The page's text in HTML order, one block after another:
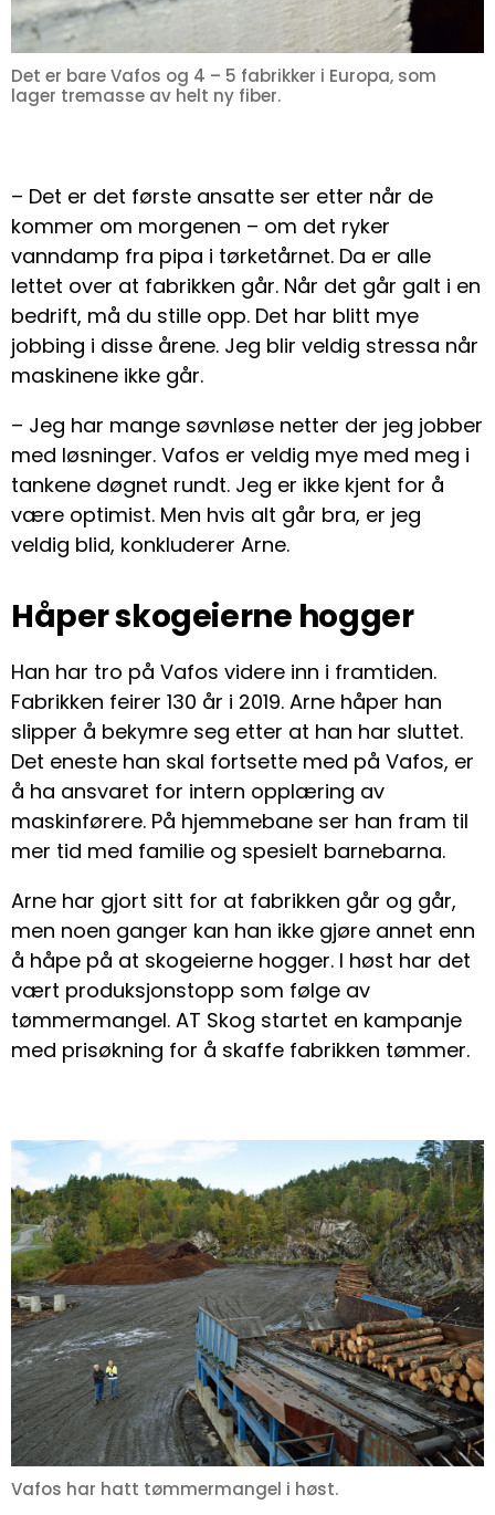
Det er bare Vafos og 4 – 5 fabrikker i Europa, som
lager tremasse av helt ny fiber.
– Det er det første ansatte ser etter når de
kommer om morgenen – om det ryker
vanndamp fra pipa i tørketårnet. Da er alle
lettet over at fabrikken går. Når det går galt i en
bedrift, må du stille opp. Det har blitt mye
jobbing i disse årene. Jeg blir veldig stressa når
maskinene ikke går.
– Jeg har mange søvnløse netter der jeg jobber
med løsninger. Vafos er veldig mye med meg i
tankene døgnet rundt. Jeg er ikke kjent for å
være optimist. Men hvis alt går bra, er jeg
veldig blid, konkluderer Arne.
Håper skogeierne hogger
Han har tro på Vafos videre inn i framtiden.
Fabrikken feirer 130 år i 2019. Arne håper han
slipper å bekymre seg etter at han har sluttet.
Det eneste han skal fortsette med på Vafos, er
å ha ansvaret for intern opplæring av
maskinførere. På hjemmebane ser han fram til
mer tid med familie og spesielt barnebarna.
Arne har gjort sitt for at fabrikken går og går,
men noen ganger kan han ikke gjøre annet enn
å håpe på at skogeierne hogger. I høst har det
vært produksjonstopp som følge av
tømmermangel. AT Skog startet en kampanje
med prisøkning for å skaffe fabrikken tømmer.
Vafos har hatt tømmermangel i høst.